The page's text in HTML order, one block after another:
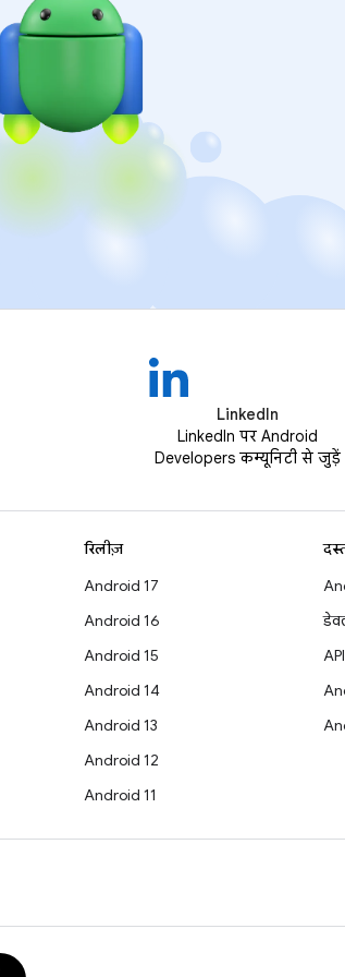
LinkedIn
LinkedIn पर Android
Developers कम्यूनिटी से जुड़ें
रिलीज़
Android 17
Android 16
Android 15
Android 14
Android 13
Android 12
Android 11